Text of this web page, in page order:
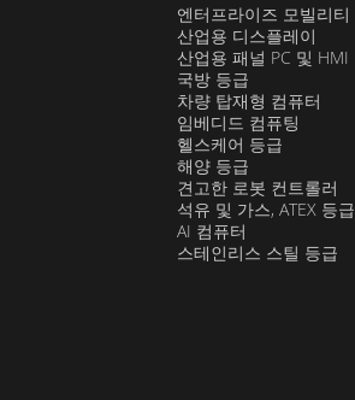
엔터프라이즈 모빌리티
산업용 디스플레이
산업용 패널 PC 및 HMI
국방 등급
차량 탑재형 컴퓨터
임베디드 컴퓨팅
헬스케어 등급
해양 등급
견고한 로봇 컨트롤러
석유 및 가스, ATEX 등급
AI 컴퓨터
스테인리스 스틸 등급